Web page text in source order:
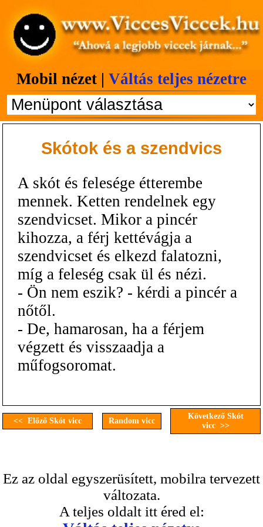
Mobil nézet | Váltás teljes nézetre
Skótok és a szendvics
A skót és felesége étterembe
mennek. Ketten rendelnek egy
szendvicset. Mikor a pincér
kihozza, a férj kettévágja a
szendvicset és elkezd falatozni,
míg a feleség csak ül és nézi.
- Ön nem eszik? - kérdi a pincér a
nőtől.
- De, hamarosan, ha a férjem
végzett és visszaadja a
műfogsoromat.
<< Előző Skót vicc Random vicc
Következő Skót
vicc >>
Ez az oldal egyszerüsített, mobilra tervezett
változata.
A teljes oldalt itt éred el: